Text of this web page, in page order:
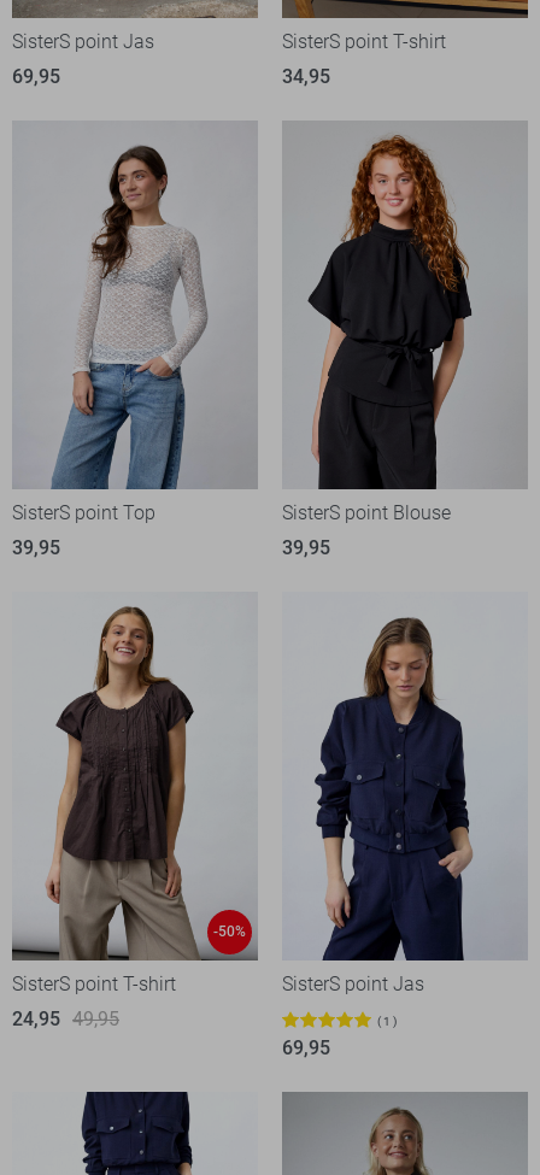
SisterS point Jas
69,95
SisterS point T-shirt
34,95
SisterS point Top
39,95
SisterS point Blouse
39,95
-50%
SisterS point T-shirt
24,95 49,95
SisterS point Jas
1
69,95